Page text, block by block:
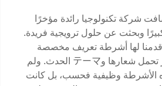
شركة تكنولوجيا رائدة مؤخرًا
وبحثت عن حلول ترويجية فريدة.
لها أشرطة تعريف مخصصة
للمؤتمر تحمل شعارها وテーマ الحدث. ولم
الأشرطة وظيفية فحسب، بل كانت